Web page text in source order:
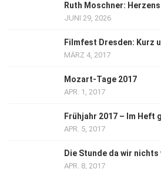
Ruth Moschner:
JUNI 29, 2026
Filmfest Dresden: Kurz
MÄRZ 4, 2017
Mozart-Tage 2017
APR. 1, 2017
Frühjahr 2017 – Im Heft
APR. 5, 2017
Die Stunde da wir
APR. 8, 2017